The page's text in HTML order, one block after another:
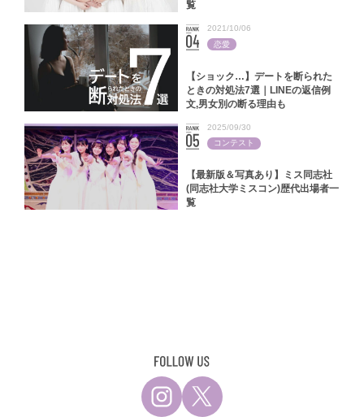
覧
【ショック…】デートを断られた
ときの対処法7選｜LINEの返信例
文,男女別の断る理由も
2021/10/06
恋愛
【最新版＆写真あり】ミス同志社
(同志社大学ミスコン)歴代出場者一
覧
2025/09/30
コンテスト